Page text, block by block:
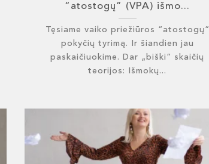
“atostogų” (VPA) išmo...
Tęsiame vaiko priežiūros “atostogų”
pokyčių tyrimą. Ir šiandien jau
paskaičiuokime. Dar „biški” skaičių
teorijos: Išmokų...